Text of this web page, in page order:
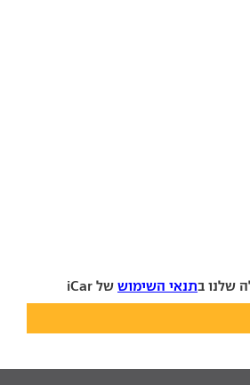
שלנו בתנאי השימוש של iCar